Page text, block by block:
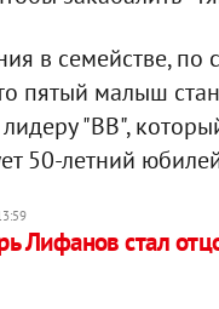
в семействе, по
пятый малыш
"ВВ",
50-летний
Лифанов стал